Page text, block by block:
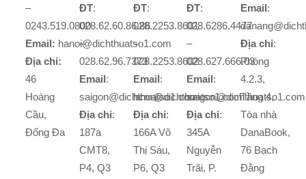
–
0243.519.0800
Email: hanoi@dichthuatso1.com
Địa chỉ:
46
Hoàng
Cầu,
Đống Đa
ĐT:
028.62.60.86.86
–
028.62.96.7373
Email:
saigon@dichthuatso1.com
Địa chỉ:
187a
CMT8,
P4, Q3
ĐT:
028.2253.8601
–
028.2253.8602
Email:
hcm@dichthuatso1.com
Địa chỉ:
166A Võ
Thị Sáu,
P6, Q3
ĐT:
028.6286.4477
–
028.627.666.03
Email:
saigon@dichthuatso1.com
Địa chỉ:
345A
Nguyễn
Trãi, P.
Email:
Địa chỉ:
Phòng
4.2.3,
Tầng 4,
Tòa nhà
DanaBook,
76 Bạch
Đằng